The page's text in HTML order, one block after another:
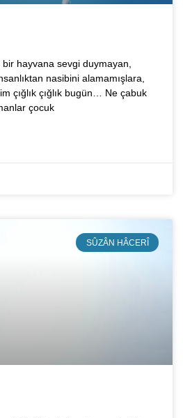
hayvana sevgi duymayan,
nasibini alamamışlara,
çığlık çığlık bugün… Ne çabuk
çocuk
SÛZÂN HÂCERÎ